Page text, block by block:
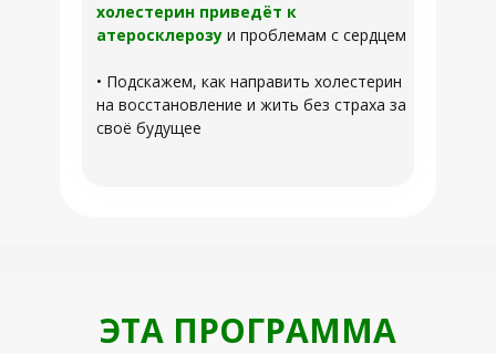
холестерин приведёт к
атеросклерозу и проблемам с сердцем
• Подскажем, как направить холестерин
на восстановление и жить без страха за
своё будущее
ЭТА ПРОГРАММА